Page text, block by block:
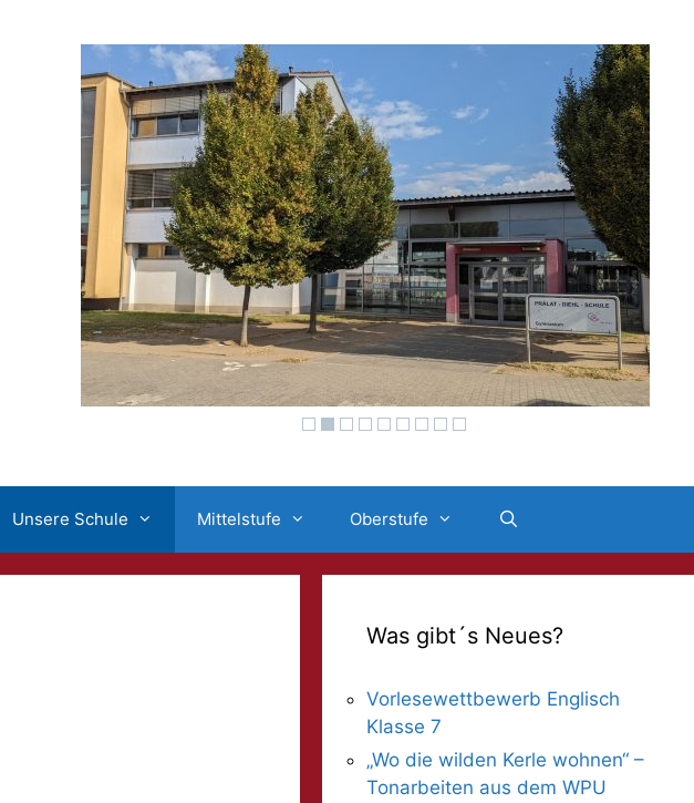
Unsere Schule Mittelstufe Oberstufe
Was gibt´s Neues?
Vorlesewettbewerb Englisch
Klasse 7
„Wo die wilden Kerle wohnen“ –
Tonarbeiten aus dem WPU